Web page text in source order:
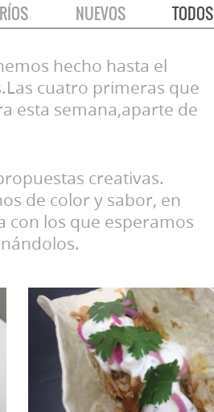
NUEVOS TODOS
hecho hasta el
cuatro primeras que
esta semana,aparte de
creativas.
de color y sabor, en
con los que esperamos